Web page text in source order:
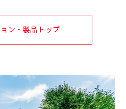
ン・製品トップ